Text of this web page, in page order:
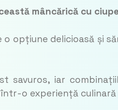
mâncărică cu
opțiune delicioasă și
savuros, iar
o experiență